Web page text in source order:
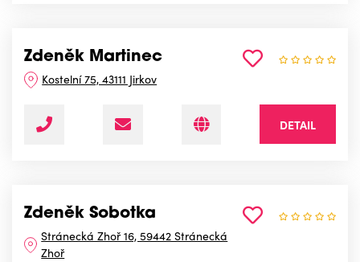
Zdeněk Martinec
Kostelní 75, 43111 Jirkov
DETAIL
Zdeněk Sobotka
Stránecká Zhoř 16, 59442 Stránecká
Zhoř